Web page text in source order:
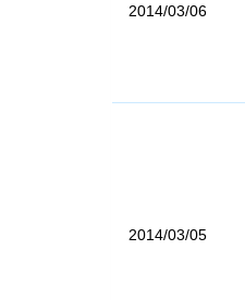
2014/03/06
2014/03/05